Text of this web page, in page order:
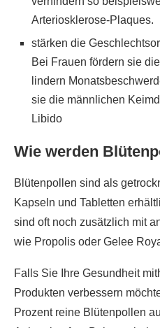
Arteriosklerose-Plaques.
stärken die
Bei Frauen fördern sie
lindern
sie die männlichen
Libido
Wie werden
Blütenpollen sind als
Kapseln und Tabletten
sind oft noch zusätzlich mit
wie Propolis oder Gelee
Falls Sie Ihre Gesundheit
Produkten verbessern
Prozent reine Blütenpollen